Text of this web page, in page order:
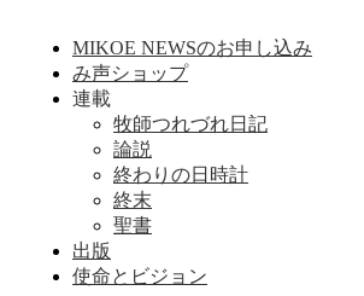
MIKOE NEWSのお申し込み
み声ショップ
連載
牧師つれづれ日記
論説
終わりの日時計
終末
聖書
出版
使命とビジョン